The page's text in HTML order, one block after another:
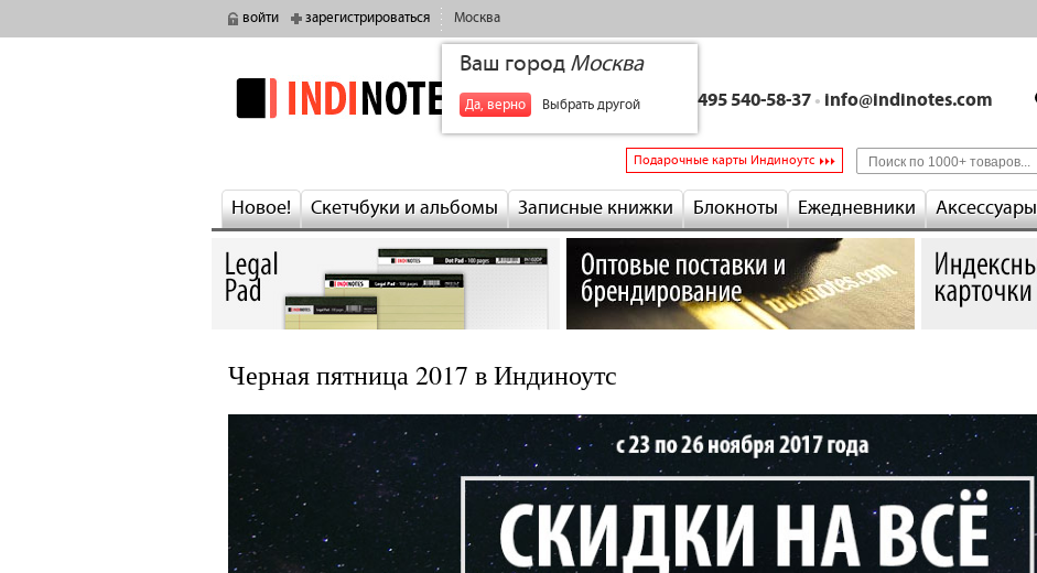
войти зарегистрироваться Москва
Ваш город Москва
Да, верно Выбрать другой
indinotes +7 495 540-58-37 • info@indinotes.com
Подарочные карты Индиноутс
Новое! Скетчбуки и альбомы Записные книжки Блокноты Ежедневники Аксессуары
Черная пятница 2017 в Индиноутс